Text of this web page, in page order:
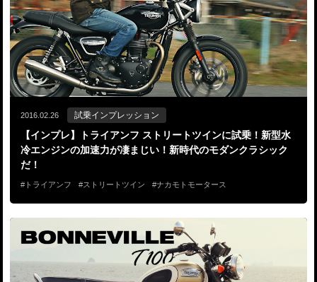
2016.02.26 試乗インプレッション
【インプレ】トライアンフ ストリートツインに試乗！新型水
冷エンジンの加速力が凄まじい！新時代のモダンクラシック
だ！
トライアンフ ストリートツイン ナカモトモータース